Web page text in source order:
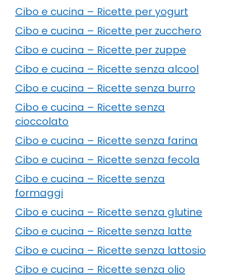
Cibo e cucina – Ricette per yogurt
Cibo e cucina – Ricette per zucchero
Cibo e cucina – Ricette per zuppe
Cibo e cucina – Ricette senza alcool
Cibo e cucina – Ricette senza burro
Cibo e cucina – Ricette senza
cioccolato
Cibo e cucina – Ricette senza farina
Cibo e cucina – Ricette senza fecola
Cibo e cucina – Ricette senza
formaggi
Cibo e cucina – Ricette senza glutine
Cibo e cucina – Ricette senza latte
Cibo e cucina – Ricette senza lattosio
Cibo e cucina – Ricette senza olio